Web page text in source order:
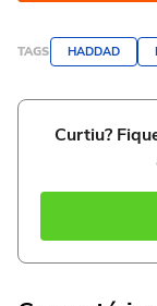
TAGS HADDAD
Curtiu?